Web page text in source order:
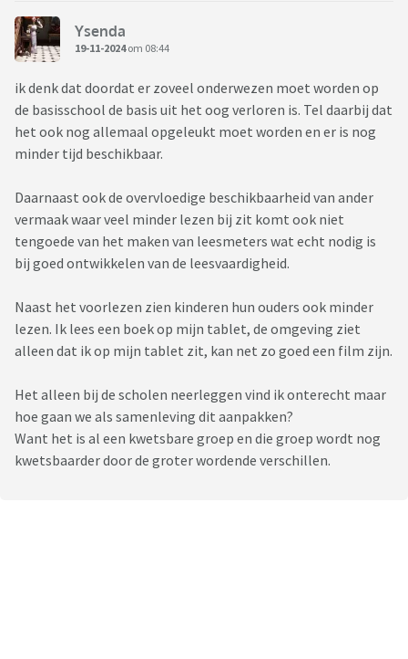
Ysenda
19-11-2024om 08:44
ik denk dat doordat er zoveel onderwezen moet worden op
de basisschool de basis uit het oog verloren is. Tel daarbij dat
het ook nog allemaal opgeleukt moet worden en er is nog
minder tijd beschikbaar.
Daarnaast ook de overvloedige beschikbaarheid van ander
vermaak waar veel minder lezen bij zit komt ook niet
tengoede van het maken van leesmeters wat echt nodig is
bij goed ontwikkelen van de leesvaardigheid.
Naast het voorlezen zien kinderen hun ouders ook minder
lezen. Ik lees een boek op mijn tablet, de omgeving ziet
alleen dat ik op mijn tablet zit, kan net zo goed een film zijn.
Het alleen bij de scholen neerleggen vind ik onterecht maar
hoe gaan we als samenleving dit aanpakken?
Want het is al een kwetsbare groep en die groep wordt nog
kwetsbaarder door de groter wordende verschillen.